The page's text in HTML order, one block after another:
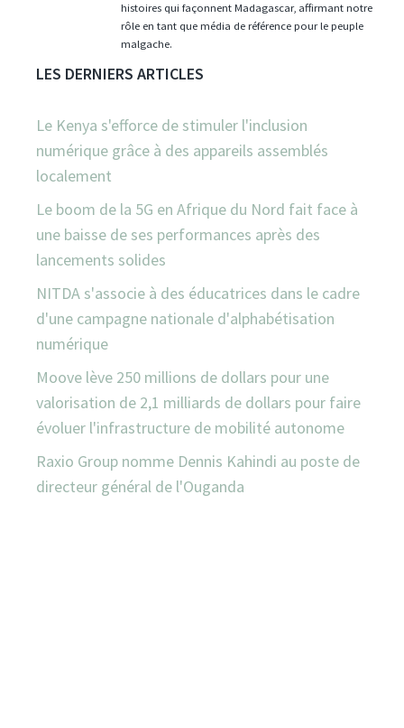
histoires qui façonnent Madagascar, affirmant notre
rôle en tant que média de référence pour le peuple
malgache.
LES DERNIERS ARTICLES
Le Kenya s'efforce de stimuler l'inclusion
numérique grâce à des appareils assemblés
localement
Le boom de la 5G en Afrique du Nord fait face à
une baisse de ses performances après des
lancements solides
NITDA s'associe à des éducatrices dans le cadre
d'une campagne nationale d'alphabétisation
numérique
Moove lève 250 millions de dollars pour une
valorisation de 2,1 milliards de dollars pour faire
évoluer l'infrastructure de mobilité autonome
Raxio Group nomme Dennis Kahindi au poste de
directeur général de l'Ouganda